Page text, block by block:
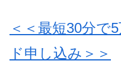
＜＜最短30分で
ド申し込み＞＞